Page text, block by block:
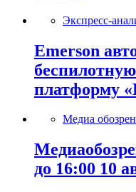
Экспресс-
Emerson
платформу
Медиа
до 16:00 10